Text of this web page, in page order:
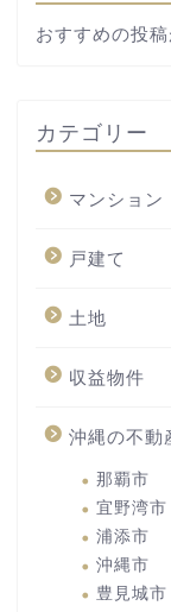
おすすめの投
カテゴリー
マンション
戸建て
土地
収益物件
沖縄の不動
那覇市
宜野湾市
浦添市
沖縄市
豊見城市